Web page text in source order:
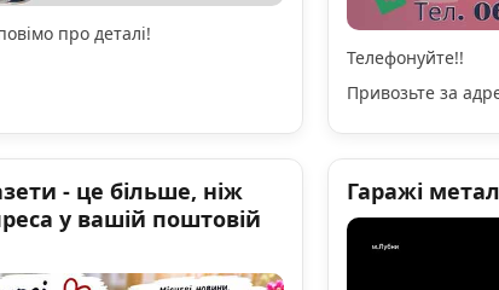
про деталі!
Телефонуйте!!
Привозьте за
- це більше, ніж
у вашій поштовій
Гаражі